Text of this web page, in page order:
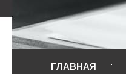
ГЛАВНАЯ